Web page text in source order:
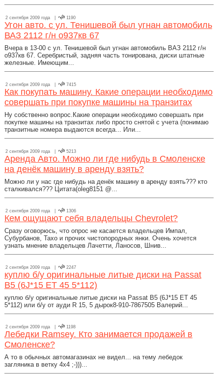
2 сентября 2009 года | 1190
Угон авто. с ул. Тенишевой был угнан автомобиль
ВАЗ 2112 г/н о937кв 67
Вчера в 13-00 с ул. Тенишевой был угнан автомобиль ВАЗ 2112 г/н
о937кв 67. Серебристый, задняя часть тонирована, диски штатные
железные. Имеющим...
2 сентября 2009 года | 7415
Как покупать машину. Какие операции необходимо
совершать при покупке машины на транзитах
Ну собственно вопрос.Какие операции необходимо совершать при
покупке машины на транзитах либо просто снятой с учета (понимаю
транзитные номера выдаются всегда... Или...
2 сентября 2009 года | 5213
Аренда Авто. Можно ли где нибудь в Смоленске
на денёк машину в аренду взять?
Можно ли у нас где нибудь на денёк машину в аренду взять??? кто
сталкивался??? Цитата(oleg8151 @...
2 сентября 2009 года | 1306
Кем ощущают себя владельцы Chevrolet?
Сразу оговорюсь, что опрос не касается владельцев Импал,
Субурбанов, Тахо и прочих чистопородных янки. Очень хочется
узнать мнение владельцев Лачетти, Ланосов, Шнив...
2 сентября 2009 года | 2247
куплю б/у оригинальные литые диски на Passat
B5 (6J*15 ET 45 5*112)
куплю б/у оригинальные литые диски на Passat B5 (6J*15 ET 45
5*112) или б/у от ауди R 15, 5 дырок8-910-7867505 Валерий...
2 сентября 2009 года | 1198
Лебедки Ramsey. Кто занимается продажей в
Смоленске?
А то в обычных автомагазинах не видел... на тему лебедок
загляника в ветку 4х4 ;-)))...